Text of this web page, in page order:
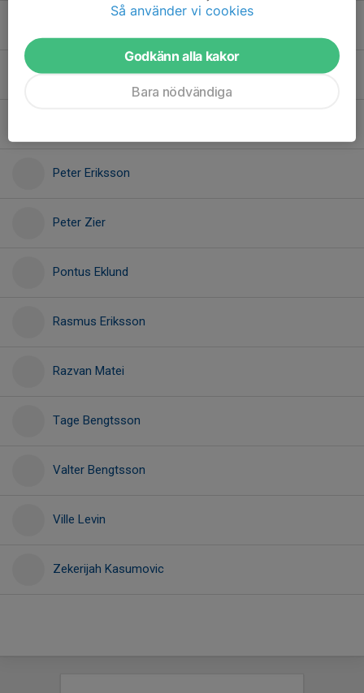
Niclas Alriksson
Peter Eriksson
Peter Zier
Pontus Eklund
Rasmus Eriksson
Razvan Matei
Tage Bengtsson
Valter Bengtsson
Ville Levin
Zekerijah Kasumovic
Så använder vi cookies
Godkänn alla kakor
Bara nödvändiga